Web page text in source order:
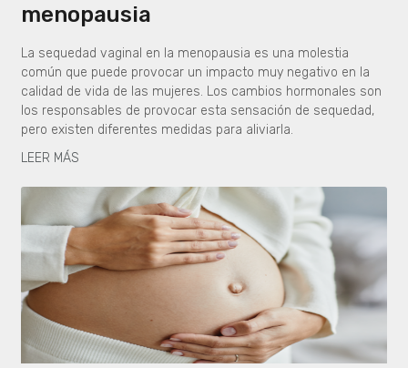
menopausia
La sequedad vaginal en la menopausia es una molestia
común que puede provocar un impacto muy negativo en la
calidad de vida de las mujeres. Los cambios hormonales son
los responsables de provocar esta sensación de sequedad,
pero existen diferentes medidas para aliviarla.
LEER MÁS